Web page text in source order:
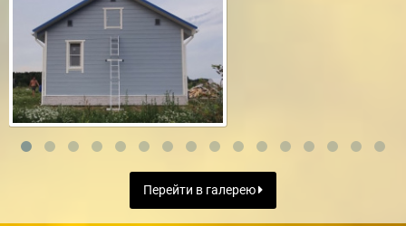
Перейти в галерею